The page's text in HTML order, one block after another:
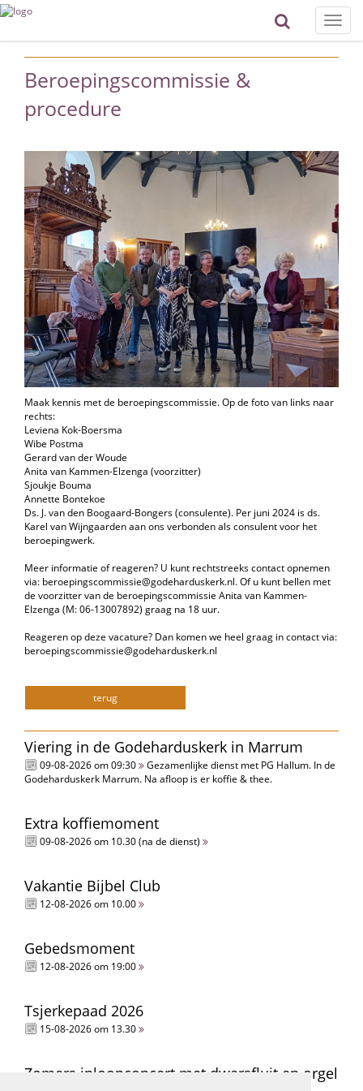
Toggle
Beroepingscommissie &
procedure
Maak kennis met de beroepingscommissie. Op de foto van links naar
rechts:
Leviena Kok-Boersma
Wibe Postma
Gerard van der Woude
Anita van Kammen-Elzenga (voorzitter)
Sjoukje Bouma
Annette Bontekoe
Ds. J. van den Boogaard-Bongers (consulente). Per juni 2024 is ds.
Karel van Wijngaarden aan ons verbonden als consulent voor het
beroepingwerk.
Meer informatie of reageren? U kunt rechtstreeks contact opnemen
via: beroepingscommissie@godeharduskerk.nl. Of u kunt bellen met
de voorzitter van de beroepingscommissie Anita van Kammen-
Elzenga (M: 06-13007892) graag na 18 uur.
Reageren op deze vacature? Dan komen we heel graag in contact via:
beroepingscommissie@godeharduskerk.nl
terug
Viering in de Godeharduskerk in Marrum
09-08-2026 om 09:30
Gezamenlijke dienst met PG Hallum. In de
Godeharduskerk Marrum. Na afloop is er koffie & thee.
Extra koffiemoment
09-08-2026 om 10.30 (na de dienst)
Vakantie Bijbel Club
12-08-2026 om 10.00
Gebedsmoment
12-08-2026 om 19:00
Tsjerkepaad 2026
15-08-2026 om 13.30
Zomers inloopconcert met dwarsfluit en orgel